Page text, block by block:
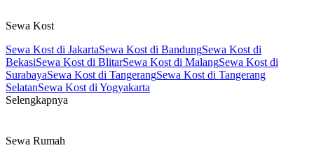
Sewa Kost
Sewa Kost di JakartaSewa Kost di BandungSewa Kost di
BekasiSewa Kost di BlitarSewa Kost di MalangSewa Kost di
SurabayaSewa Kost di TangerangSewa Kost di Tangerang
SelatanSewa Kost di Yogyakarta
Selengkapnya
Sewa Rumah